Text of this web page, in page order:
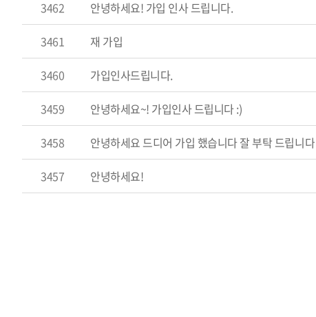
3462 안녕하세요! 가입 인사 드립니다.
3461 재 가입
3460 가입인사드립니다.
3459 안녕하세요~! 가입인사 드립니다 :)
3458 안녕하세요 드디어 가입 했습니다 잘 부탁 드립니다
3457 안녕하세요!